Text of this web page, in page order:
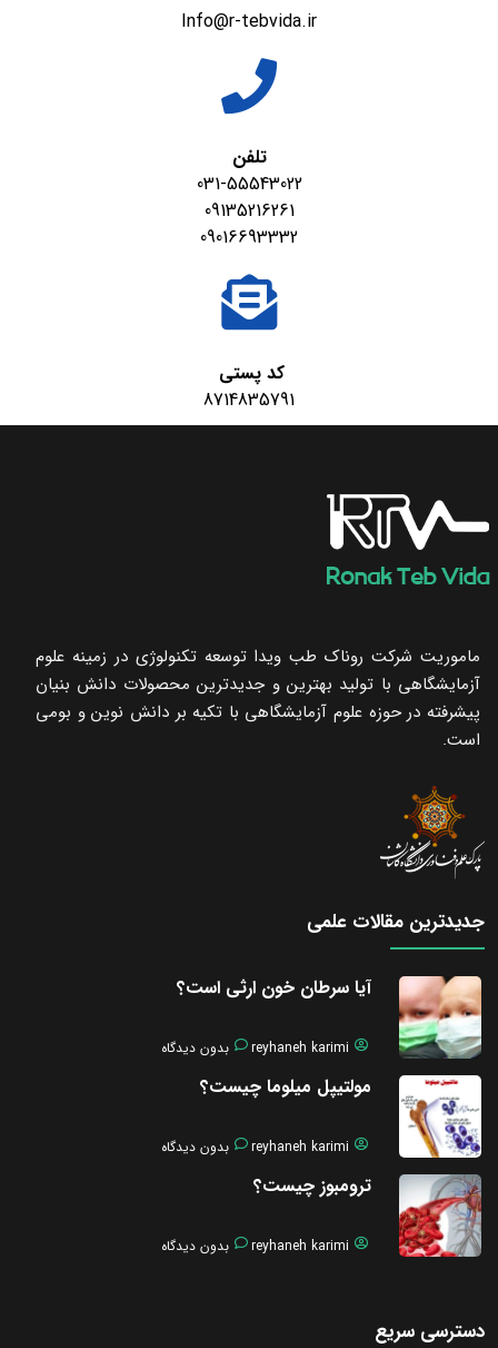
Info@r-tebvida.ir
تلفن
031-55543022
09135216261
09016693332
کد پستی
8714835791
ماموریت شرکت روناک طب ویدا توسعه تکنولوژی در زمینه علوم
آزمایشگاهی با تولید بهترین و جدیدترین محصولات دانش بنیان
پیشرفته در حوزه علوم آزمایشگاهی با تکیه ‌بر دانش نوین و بومی
است.
جدیدترین مقالات علمی
آیا سرطان خون ارثی است؟
reyhaneh karimi بدون دیدگاه
مولتیپل میلوما چیست؟
reyhaneh karimi بدون دیدگاه
ترومبوز چیست؟
reyhaneh karimi بدون دیدگاه
دسترسی سریع